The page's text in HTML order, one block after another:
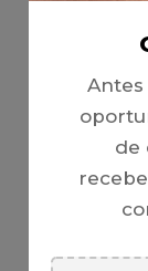
Antes
de